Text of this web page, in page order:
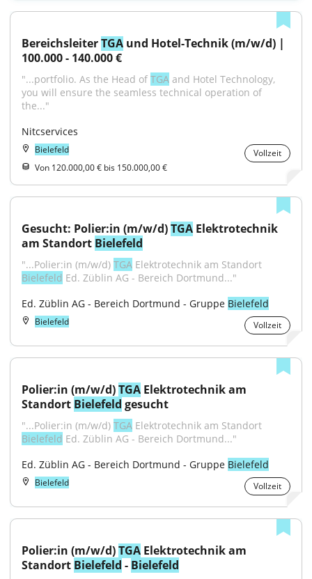
Bereichsleiter TGA und Hotel-Technik (m/w/d) |
100.000 - 140.000 €
"...portfolio. As the Head of TGA and Hotel Technology,
you will ensure the seamless technical operation of
the..."
Nitcservices
Bielefeld
Vollzeit
Von 120.000,00 € bis 150.000,00 €
Gesucht: Polier:in (m/w/d) TGA Elektrotechnik
am Standort Bielefeld
"...Polier:in (m/w/d) TGA
Bielefeld Ed. Züblin AG - Bereich Dortmund..."
Ed. Züblin AG - Bereich Dortmund - Gruppe Bielefeld
Bielefeld Vollzeit
Polier:in (m/w/d) TGA Elektrotechnik am
Standort Bielefeld gesucht
"...Polier:in (m/w/d) TGA
Bielefeld Ed. Züblin AG - Bereich Dortmund..."
Ed. Züblin AG - Bereich Dortmund - Gruppe Bielefeld
Bielefeld Vollzeit
Polier:in (m/w/d) TGA Elektrotechnik am
Standort Bielefeld - Bielefeld